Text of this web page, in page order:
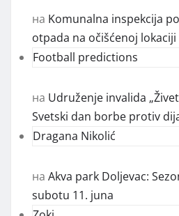
на Komunalna inspekcija
otpada na očišćenoj lokaciji
Football predictions
на Udruženje invalida
Svetski dan borbe protiv
Dragana Nikolić
на Akva park Doljevac:
subotu 11. juna